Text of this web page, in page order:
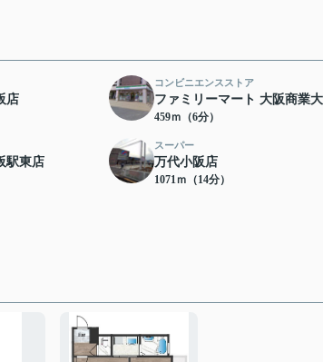
店
コンビニエンスストア
ファミリーマート 大阪商業
459ｍ（6分）
駅東店
スーパー
万代小阪店
1071ｍ（14分）